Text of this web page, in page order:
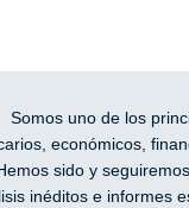
Somos uno de los
económicos,
sido y
inéditos e informes